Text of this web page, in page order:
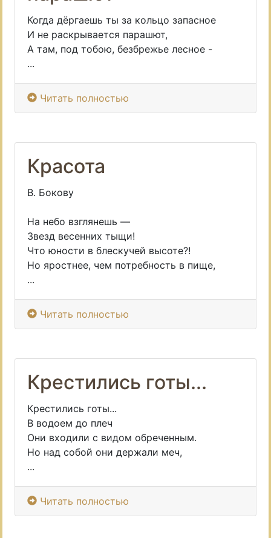
Когда дёргаешь ты за кольцо запасное
И не раскрывается парашют,
А там, под тобою, безбрежье лесное -
...
Читать полностью
Красота
В. Бокову
На небо взглянешь —
Звезд весенних тыщи!
Что юности в блескучей высоте?!
Но яростнее, чем потребность в пище,
...
Читать полностью
Крестились готы...
Крестились готы...
В водоем до плеч
Они входили с видом обреченным.
Но над собой они держали меч,
...
Читать полностью